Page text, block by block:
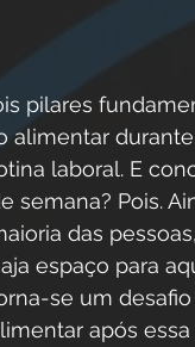
pilares
alimentar
laboral. E
semana? Pois.
das
espaço para
se um
após